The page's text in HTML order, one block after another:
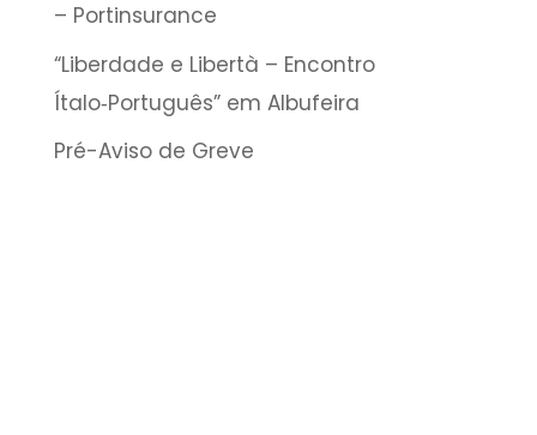
– Portinsurance
“Liberdade e Libertà – Encontro
Ítalo‑Português” em Albufeira
Pré-Aviso de Greve